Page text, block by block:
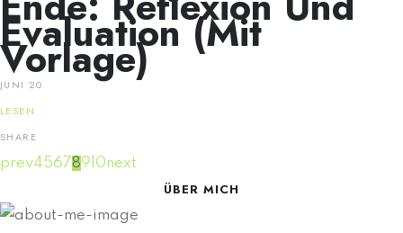
Evaluation (mit
Vorlage)
JUNI 20
LESEN
SHARE
prev456789 10next
ÜBER MICH